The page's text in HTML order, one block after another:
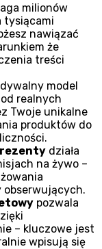
milionów
tysiącami
nawiązać
że
treści
model
realnych
Twoje unikalne
produktów do
działa
na żywo –
obserwujących.
pozwala
– kluczowe jest
wpisują się